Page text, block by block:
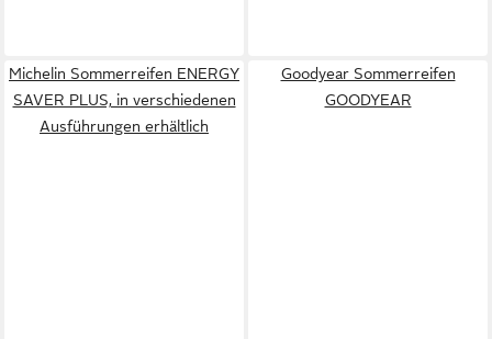
Michelin Sommerreifen ENERGY
SAVER PLUS, in verschiedenen
Ausführungen erhältlich
Goodyear Sommerreifen
GOODYEAR